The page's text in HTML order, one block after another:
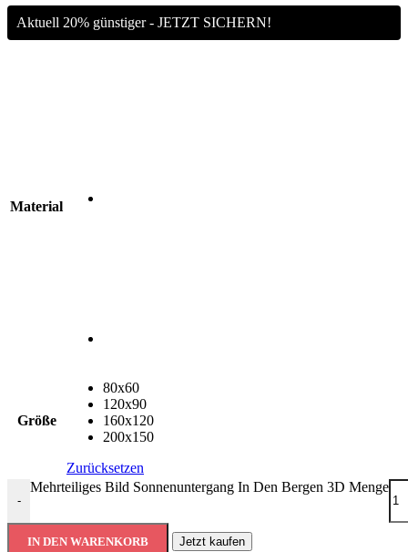
Aktuell 20% günstiger - JETZT SICHERN!
Material
Größe
80x60
120x90
160x120
200x150
Zurücksetzen
-
Mehrteiliges Bild Sonnenuntergang In Den Bergen 3D Menge
IN DEN WARENKORB Jetzt kaufen